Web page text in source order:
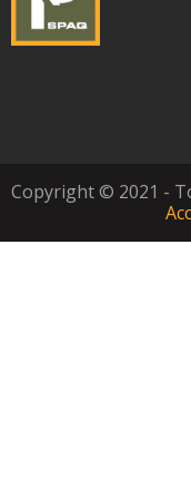
Copyright © 2021 -